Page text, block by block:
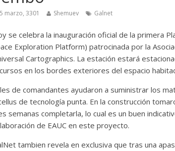
5 marzo, 3301 Shemuev Galnet
se celebra la inauguración oficial de la primera
Exploration Platform) patrocinada por la
Cartographics. La estación estará
en los bordes exteriores del espacio
de comandantes ayudaron a suministrar los
de tecnología punta. En la construcción
semanas completarla, lo cual es un buen
de EAUC en este proyecto.
tambien revela en exclusiva que tras una
Mayo de 2026
28 mayo, 2026 Txus 0